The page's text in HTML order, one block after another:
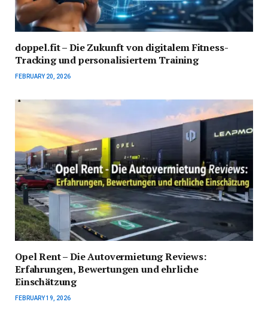
doppel.fit – Die Zukunft von digitalem Fitness-
Tracking und personalisiertem Training
FEBRUARY 20, 2026
Opel Rent – Die Autovermietung Reviews:
Erfahrungen, Bewertungen und ehrliche
Einschätzung
FEBRUARY 19, 2026